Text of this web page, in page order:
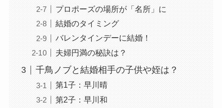
プロポーズの場所が「名所」に
結婚のタイミング
バレンタインデーに結婚！
夫婦円満の秘訣は？
千鳥ノブと結婚相手の子供や姪は？
第1子：早川晴
第2子：早川和